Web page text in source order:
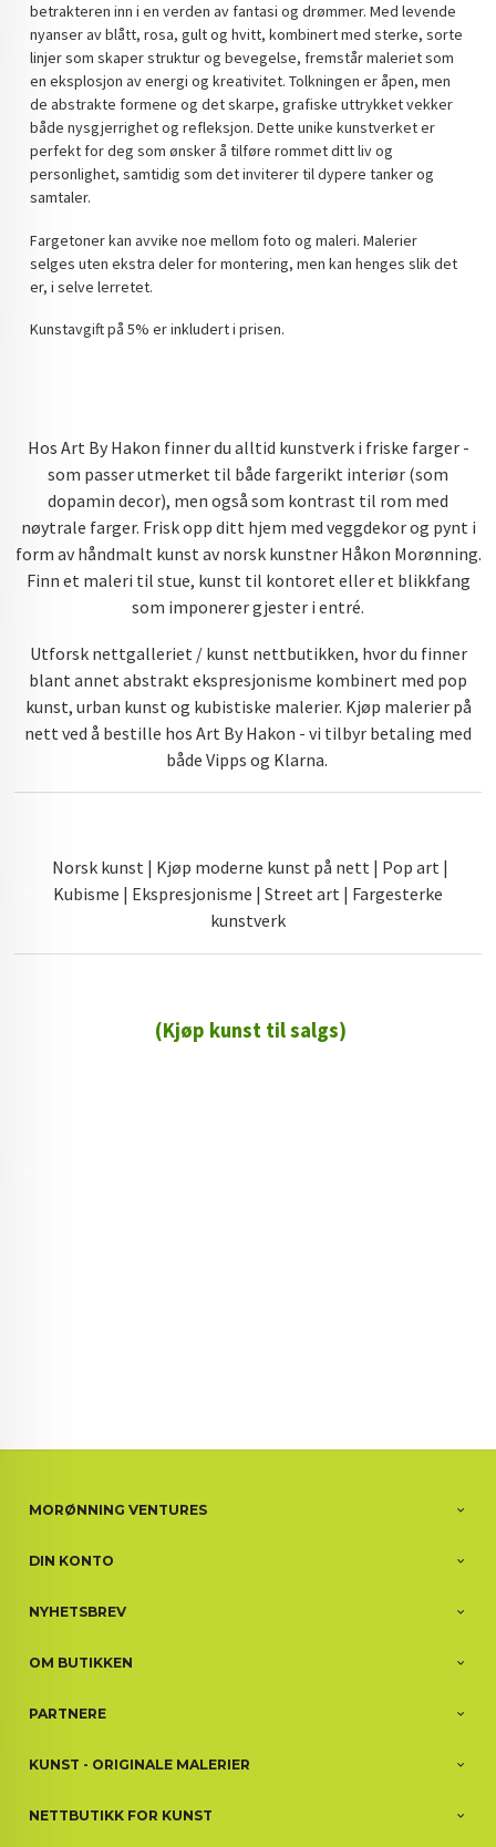
betrakteren inn i en verden av fantasi og drømmer. Med levende
nyanser av blått, rosa, gult og hvitt, kombinert med sterke, sorte
linjer som skaper struktur og bevegelse, fremstår maleriet som
en eksplosjon av energi og kreativitet. Tolkningen er åpen, men
de abstrakte formene og det skarpe, grafiske uttrykket vekker
både nysgjerrighet og refleksjon. Dette unike kunstverket er
perfekt for deg som ønsker å tilføre rommet ditt liv og
personlighet, samtidig som det inviterer til dypere tanker og
samtaler.
Fargetoner kan avvike noe mellom foto og maleri. Malerier
selges uten ekstra deler for montering, men kan henges slik det
er, i selve lerretet.
Kunstavgift på 5% er inkludert i prisen.
Hos Art By Hakon finner du alltid kunstverk i friske farger -
som passer utmerket til både fargerikt interiør (som
dopamin decor), men også som kontrast til rom med
nøytrale farger. Frisk opp ditt hjem med veggdekor og pynt i
form av håndmalt kunst av norsk kunstner Håkon Morønning.
Finn et maleri til stue, kunst til kontoret eller et blikkfang
som imponerer gjester i entré.
Utforsk nettgalleriet / kunst nettbutikken, hvor du finner
blant annet abstrakt ekspresjonisme kombinert med pop
kunst, urban kunst og kubistiske malerier. Kjøp malerier på
nett ved å bestille hos Art By Hakon - vi tilbyr betaling med
både Vipps og Klarna.
Norsk kunst | Kjøp moderne kunst på nett | Pop art |
Kubisme | Ekspresjonisme | Street art | Fargesterke
kunstverk
(Kjøp kunst til salgs)
MORØNNING VENTURES
DIN KONTO
NYHETSBREV
OM BUTIKKEN
PARTNERE
KUNST - ORIGINALE MALERIER
NETTBUTIKK FOR KUNST